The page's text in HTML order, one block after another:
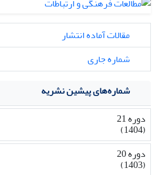
مقالات آماده انتشار
شماره جاری
شماره‌های پیشین نشریه
دوره 21
(1404)
دوره 20
(1403)